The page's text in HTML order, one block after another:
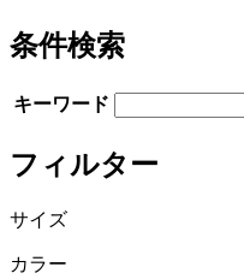
条件検索
キーワード
フィルター
サイズ
カラー